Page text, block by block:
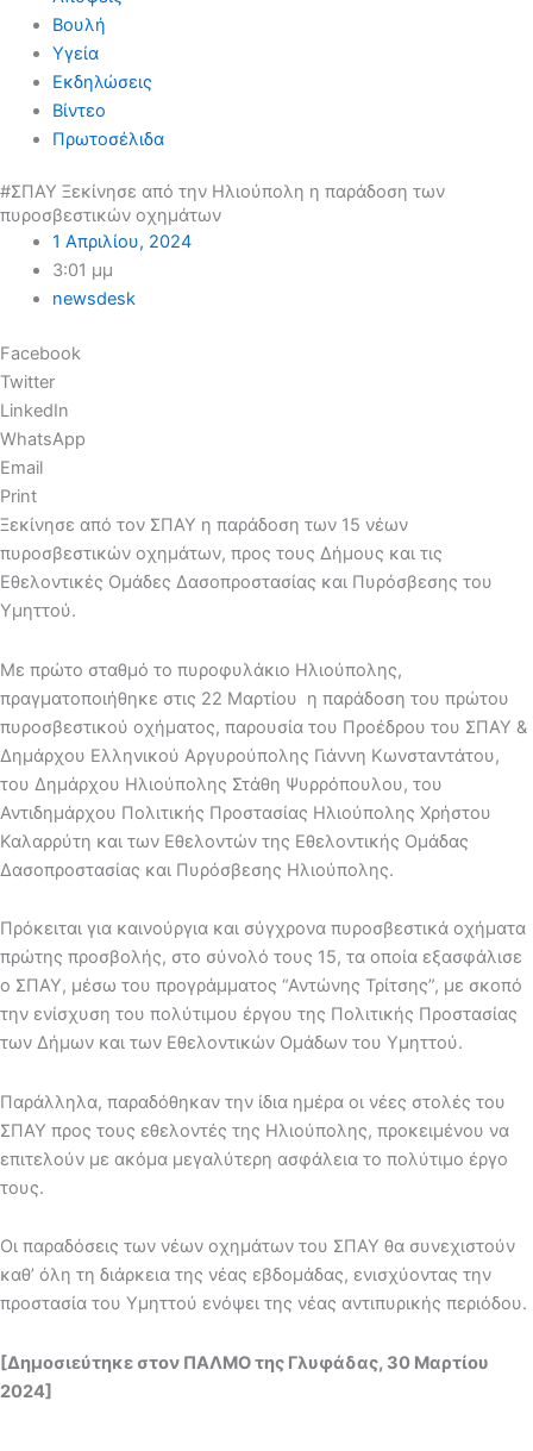
Βουλή
Υγεία
Εκδηλώσεις
Βίντεο
Πρωτοσέλιδα
#ΣΠΑΥ Ξεκίνησε από την Ηλιούπολη η παράδοση των
πυροσβεστικών οχημάτων
1 Απριλίου, 2024
3:01 μμ
newsdesk
Facebook
Twitter
LinkedIn
WhatsApp
Email
Print
Ξεκίνησε από τον ΣΠΑΥ η παράδοση των 15 νέων
πυροσβεστικών οχημάτων, προς τους Δήμους και τις
Εθελοντικές Ομάδες Δασοπροστασίας και Πυρόσβεσης του
Υμηττού.
Με πρώτο σταθμό το πυροφυλάκιο Ηλιούπολης,
πραγματοποιήθηκε στις 22 Μαρτίου η παράδοση του πρώτου
πυροσβεστικού οχήματος, παρουσία του Προέδρου του ΣΠΑΥ &
Δημάρχου Ελληνικού Αργυρούπολης Γιάννη Κωνσταντάτου,
του Δημάρχου Ηλιούπολης Στάθη Ψυρρόπουλου, του
Αντιδημάρχου Πολιτικής Προστασίας Ηλιούπολης Χρήστου
Καλαρρύτη και των Εθελοντών της Εθελοντικής Ομάδας
Δασοπροστασίας και Πυρόσβεσης Ηλιούπολης.
Πρόκειται για καινούργια και σύγχρονα πυροσβεστικά οχήματα
πρώτης προσβολής, στο σύνολό τους 15, τα οποία εξασφάλισε
ο ΣΠΑΥ, μέσω του προγράμματος “Αντώνης Τρίτσης”, με σκοπό
την ενίσχυση του πολύτιμου έργου της Πολιτικής Προστασίας
των Δήμων και των Εθελοντικών Ομάδων του Υμηττού.
Παράλληλα, παραδόθηκαν την ίδια ημέρα οι νέες στολές του
ΣΠΑΥ προς τους εθελοντές της Ηλιούπολης, προκειμένου να
επιτελούν με ακόμα μεγαλύτερη ασφάλεια το πολύτιμο έργο
τους.
Οι παραδόσεις των νέων οχημάτων του ΣΠΑΥ θα συνεχιστούν
καθ’ όλη τη διάρκεια της νέας εβδομάδας, ενισχύοντας την
προστασία του Υμηττού ενόψει της νέας αντιπυρικής περιόδου.
[Δημοσιεύτηκε στον ΠΑΛΜΟ της Γλυφάδας, 30 Μαρτίου
2024]